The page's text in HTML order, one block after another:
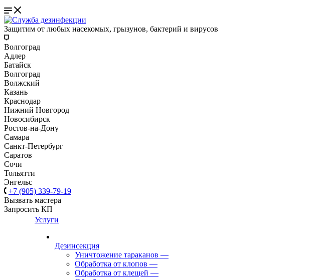
Защитим от любых насекомых, грызунов, бактерий и вирусов
Волгоград
Адлер
Батайск
Волгоград
Волжский
Казань
Краснодар
Нижний Новгород
Новосибирск
Ростов-на-Дону
Самара
Санкт-Петербург
Саратов
Сочи
Тольятти
Энгельс
+7 (905) 339-79-19
Вызвать мастера
Запросить КП
Услуги
Дезинсекция
Уничтожение тараканов —
Обработка от клопов —
Обработка от клещей —